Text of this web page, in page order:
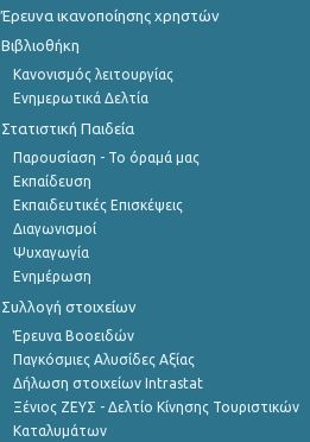
Έρευνα ικανοποίησης χρηστών
Βιβλιοθήκη
Κανονισμός λειτουργίας
Ενημερωτικά Δελτία
Στατιστική Παιδεία
Παρουσίαση - Το όραμά μας
Εκπαίδευση
Εκπαιδευτικές Επισκέψεις
Διαγωνισμοί
Ψυχαγωγία
Ενημέρωση
Συλλογή στοιχείων
Έρευνα Βοοειδών
Παγκόσμιες Αλυσίδες Αξίας
Δήλωση στοιχείων Intrastat
Ξένιος ΖΕΥΣ - Δελτίο Κίνησης Τουριστικών
Καταλυμάτων